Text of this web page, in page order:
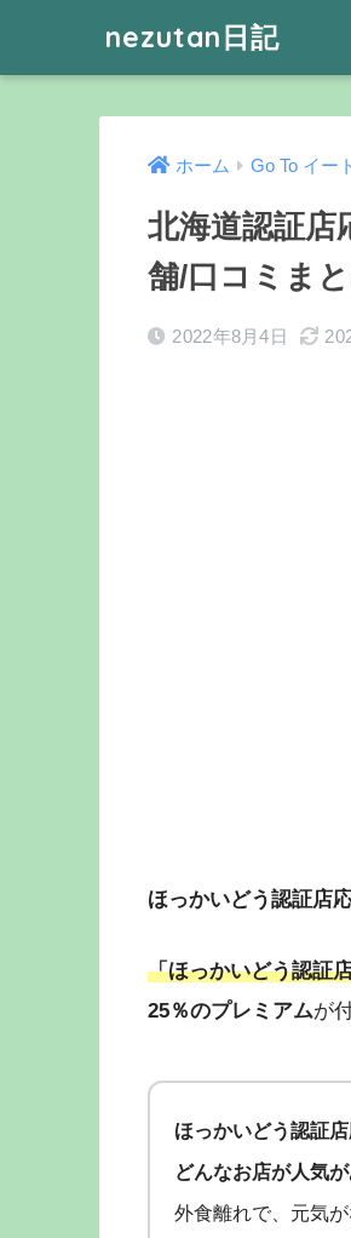
nezutan日記
ホーム Go To イー
北海道認証店
舗/口コミまと
2022年8月4日
ほっかいどう認証店
「ほっかいどう認証
25％のプレミアムが
ほっかいどう認証
どんなお店が人気
外食離れで、元気